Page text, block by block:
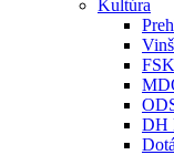
Kultúra
DH